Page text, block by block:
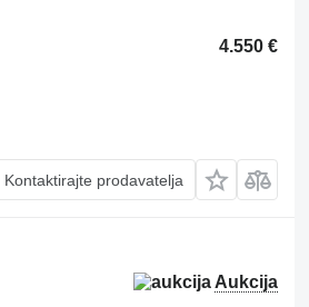
4.550 €
Kontaktirajte prodavatelja
Aukcija